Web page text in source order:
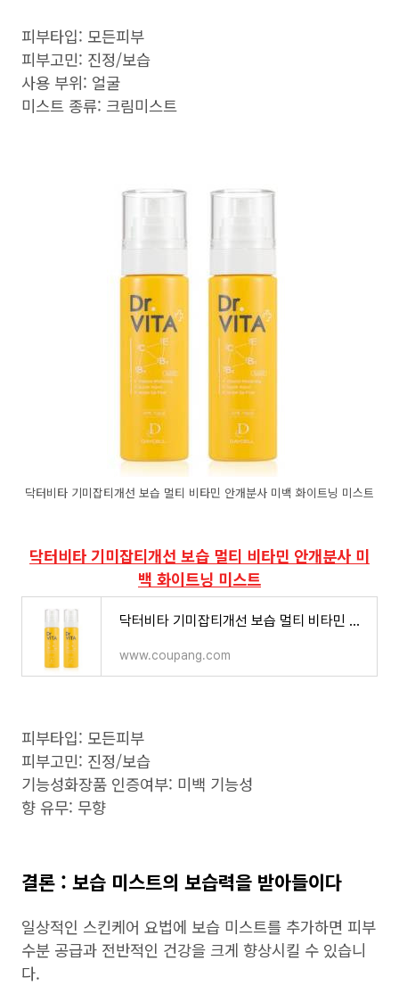
피부타입: 모든피부
피부고민: 진정/보습
사용 부위: 얼굴
미스트 종류: 크림미스트
닥터비타 기미잡티개선 보습 멀티 비타민 안개분사 미백 화이트닝 미스트
닥터비타 기미잡티개선 보습 멀티 비타민 안개분사 미
백 화이트닝 미스트
닥터비타 기미잡티개선 보습 멀티 비타민 안개분사 미백 화이트닝 미스트
www.coupang.com
피부타입: 모든피부
피부고민: 진정/보습
기능성화장품 인증여부: 미백 기능성
향 유무: 무향
결론 : 보습 미스트의 보습력을 받아들이다
일상적인 스킨케어 요법에 보습 미스트를 추가하면 피부
수분 공급과 전반적인 건강을 크게 향상시킬 수 있습니
다.